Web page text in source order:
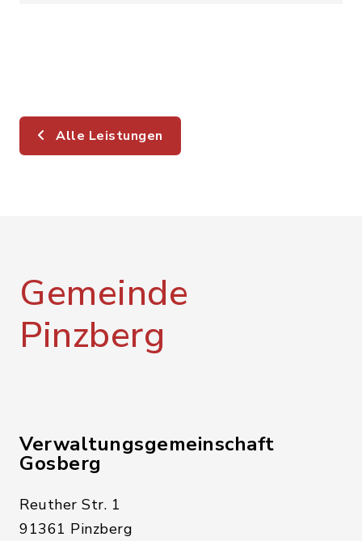
Alle Leistungen
Gemeinde
Pinzberg
Verwaltungsgemeinschaft
Gosberg
Reuther Str. 1
91361 Pinzberg